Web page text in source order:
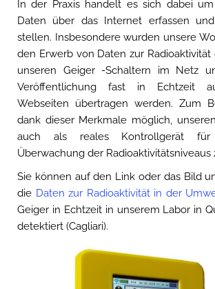
In der Praxis handelt es sich dabei
Daten über das Internet erfassen
stellen. Insbesondere wurden unsere
den Erwerb von Daten zur
unseren Geiger -Schaltern im Netz
Veröffentlichung fast in Echtzeit
Webseiten übertragen werden. Zum
dank dieser Merkmale möglich,
auch als reales Kontrollgerät
Überwachung der Radioaktivitätsniveaus
Sie können auf den Link oder das Bild
die Daten zur Radioaktivität in der
Geiger in Echtzeit in unserem Labor in
detektiert (Cagliari).